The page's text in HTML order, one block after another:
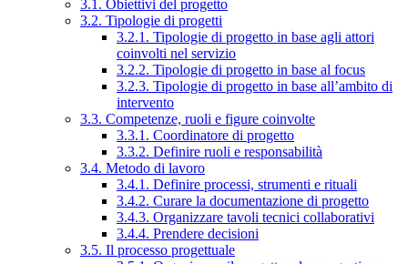
3.1. Obiettivi del progetto
3.2. Tipologie di progetti
3.2.1. Tipologie di progetto in base agli attori
coinvolti nel servizio
3.2.2. Tipologie di progetto in base al focus
3.2.3. Tipologie di progetto in base all’ambito di
intervento
3.3. Competenze, ruoli e figure coinvolte
3.3.1. Coordinatore di progetto
3.3.2. Definire ruoli e responsabilità
3.4. Metodo di lavoro
3.4.1. Definire processi, strumenti e rituali
3.4.2. Curare la documentazione di progetto
3.4.3. Organizzare tavoli tecnici collaborativi
3.4.4. Prendere decisioni
3.5. Il processo progettuale